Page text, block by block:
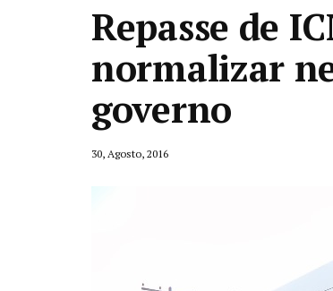
Repasse de
normalizar
governo
30, Agosto, 2016